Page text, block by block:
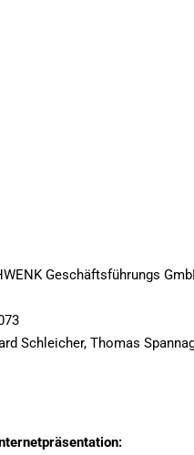
Geschäftsführungs
Schleicher, Thomas